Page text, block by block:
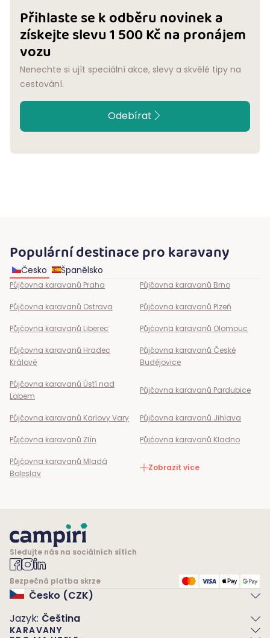
Přihlaste se k odběru novinek a
získejte slevu 1 500 Kč na pronájem
vozu
Nenechte si ujít speciální akce, slevy a skvělé tipy na
cestování.
Odebírat
Populární destinace pro karavany
Česko Španělsko
Půjčovna karavanů Praha Půjčovna karavanů Brno
Půjčovna karavanů Ostrava Půjčovna karavanů Plzeň
Půjčovna karavanů Liberec Půjčovna karavanů Olomouc
Půjčovna karavanů Hradec
Králové
Půjčovna karavanů České
Budějovice
Půjčovna karavanů Ústí nad
Labem
Půjčovna karavanů Pardubice
Půjčovna karavanů Karlovy Vary Půjčovna karavanů Jihlava
Půjčovna karavanů Zlín Půjčovna karavanů Kladno
Půjčovna karavanů Mladá
Boleslav
Zobrazit více
Sledujte nás na sociálních sítích
Bezpečná platba skrze
Česko (CZK)
Jazyk: Čeština
KARAVANY